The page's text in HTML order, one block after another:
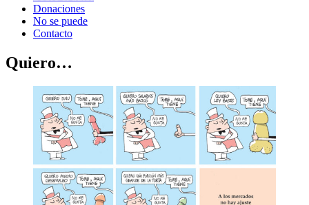
Donaciones
No se puede
Contacto
Quiero…